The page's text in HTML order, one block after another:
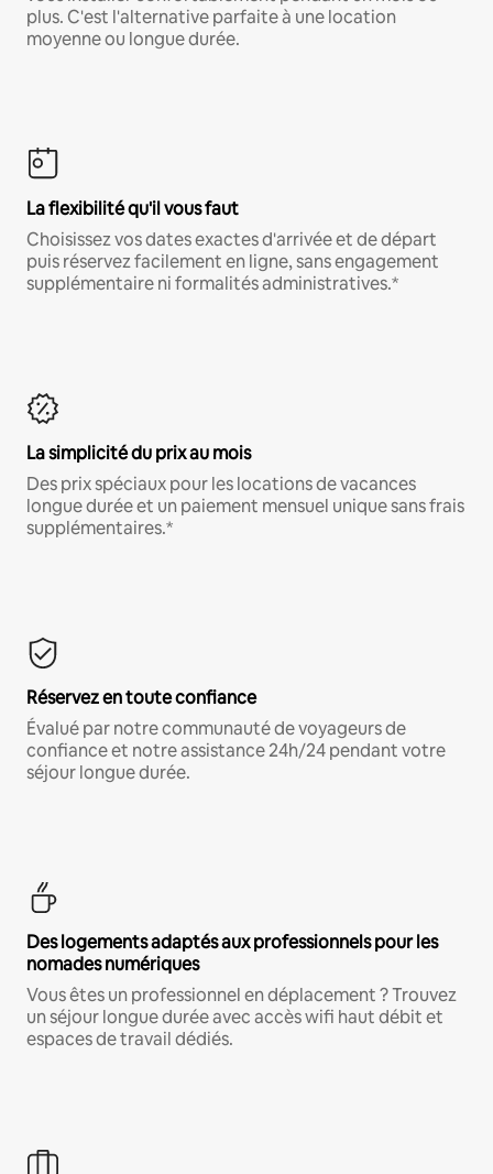
plus. C'est l'alternative parfaite à une location
moyenne ou longue durée.
La flexibilité qu'il vous faut
Choisissez vos dates exactes d'arrivée et de départ
puis réservez facilement en ligne, sans engagement
supplémentaire ni formalités administratives.*
La simplicité du prix au mois
Des prix spéciaux pour les locations de vacances
longue durée et un paiement mensuel unique sans frais
supplémentaires.*
Réservez en toute confiance
Évalué par notre communauté de voyageurs de
confiance et notre assistance 24h/24 pendant votre
séjour longue durée.
Des logements adaptés aux professionnels pour les
nomades numériques
Vous êtes un professionnel en déplacement ? Trouvez
un séjour longue durée avec accès wifi haut débit et
espaces de travail dédiés.